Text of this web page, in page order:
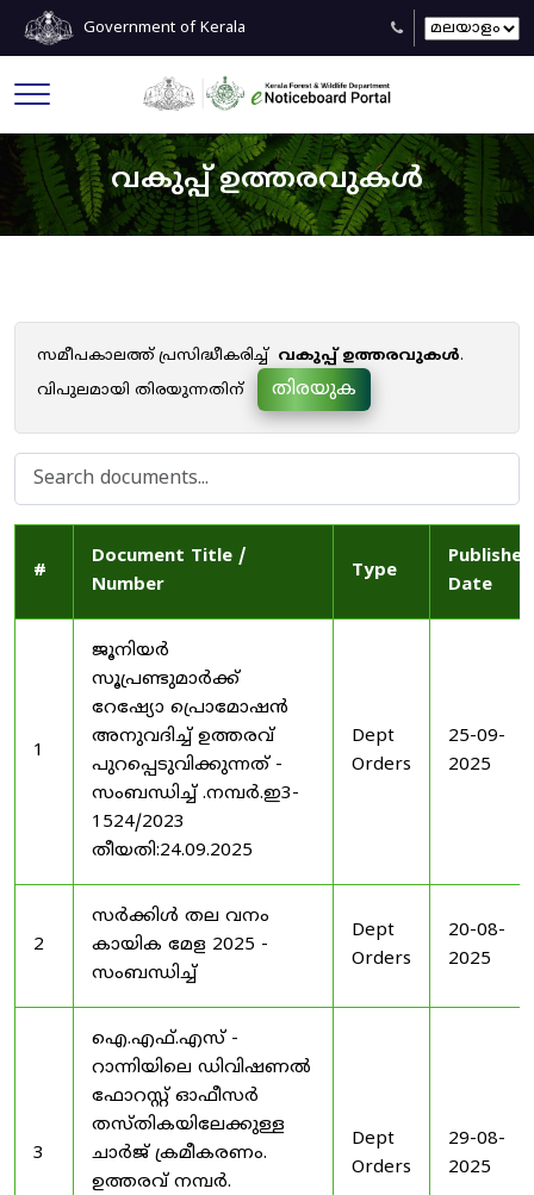
Government of Kerala
വകുപ്പ് ഉത്തരവുകൾ
സമീപകാലത്ത് പ്രസിദ്ധീകരിച്ച് വകുപ്പ് ഉത്തരവുകൾ.
വിപുലമായി തിരയുന്നതിന്
തിരയുക
#
Document Title /
Number
Type
Published
Date
1
ജൂനിയർ
സൂപ്രണ്ടുമാർക്ക്
റേഷ്യോ പ്രൊമോഷൻ
അനുവദിച്ച് ഉത്തരവ്
പുറപ്പെടുവിക്കുന്നത് -
സംബന്ധിച്ച് .നമ്പർ.ഇ3-
1524/2023
തീയതി:24.09.2025
Dept
Orders
25-09-
2025
2
സർക്കിൾ തല വനം
കായിക മേള 2025 -
സംബന്ധിച്ച്
Dept
Orders
20-08-
2025
3
ഐ.എഫ്.എസ് -
റാന്നിയിലെ ഡിവിഷണൽ
ഫോറസ്റ്റ് ഓഫീസർ
തസ്തികയിലേക്കുള്ള
ചാർജ് ക്രമീകരണം.
ഉത്തരവ് നമ്പർ.
Dept
Orders
29-08-
2025